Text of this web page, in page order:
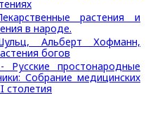
растения и
в народе.
Альберт Хофманн,
богов
простонародные
Собрание медицинских
столетия